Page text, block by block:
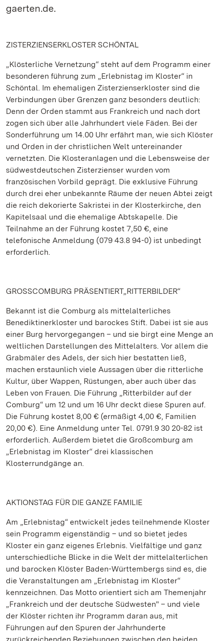
gaerten.de.
ZISTERZIENSERKLOSTER SCHÖNTAL
„Klösterliche Vernetzung“ steht auf dem Programm einer
besonderen führung zum „Erlebnistag im Kloster“ in
Schöntal. Im ehemaligen Zisterzienserkloster sind die
Verbindungen über Grenzen ganz besonders deutlich:
Denn der Orden stammt aus Frankreich und nach dort
zogen sich über alle Jahrhundert viele Fäden. Bei der
Sonderführung um 14.00 Uhr erfährt man, wie sich Klöster
und Orden in der christlichen Welt untereinander
vernetzten. Die Klosteranlagen und die Lebensweise der
südwestdeutschen Zisterzienser wurden vom
französischen Vorbild geprägt. Die exklusive Führung
durch drei eher unbekannte Räume der neuen Abtei zeigt
die reich dekorierte Sakristei in der Klosterkirche, den
Kapitelsaal und die ehemalige Abtskapelle. Die
Teilnahme an der Führung kostet 7,50 €, eine
telefonische Anmeldung (079 43.8 94-0) ist unbedingt
erforderlich.
GROSSCOMBURG PRÄSENTIERT„RITTERBILDER“
Bekannt ist die Comburg als mittelalterliches
Benediktinerkloster und barockes Stift. Dabei ist sie aus
einer Burg hervorgegangen – und sie birgt eine Menge an
weltlichen Darstellungen des Mittelalters. Vor allem die
Grabmäler des Adels, der sich hier bestatten ließ,
machen erstaunlich viele Aussagen über die ritterliche
Kultur, über Wappen, Rüstungen, aber auch über das
Leben von Frauen. Die Führung „Ritterbilder auf der
Comburg“ um 12 und um 16 Uhr deckt diese Spuren auf.
Die Führung kostet 8,00 € (ermäßigt 4,00 €, Familien
20,00 €). Eine Anmeldung unter Tel. 0791.9 30 20-82 ist
erforderlich. Außerdem bietet die Großcomburg am
„Erlebnistag im Kloster“ drei klassischen
Klosterrundgänge an.
AKTIONSTAG FÜR DIE GANZE FAMILIE
Am „Erlebnistag“ entwickelt jedes teilnehmende Kloster
sein Programm eigenständig – und so bietet jedes
Kloster ein ganz eigenes Erlebnis. Vielfältige und ganz
unterschiedliche Blicke in die Welt der mittelalterlichen
und barocken Klöster Baden-Württembergs sind es, die
die Veranstaltungen am „Erlebnistag im Kloster“
kennzeichnen. Das Motto orientiert sich am Themenjahr
„Frankreich und der deutsche Südwesten" – und viele
der Klöster richten ihr Programm daran aus, mit
Führungen auf den Spuren der Jahrhunderte